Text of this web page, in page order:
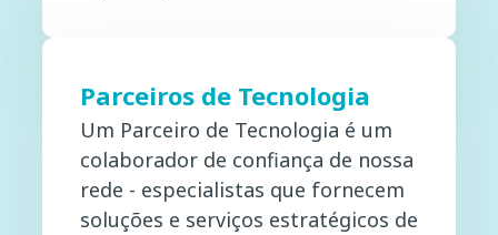
Parceiros de Tecnologia
Um Parceiro de Tecnologia é um
colaborador de confiança de nossa
rede - especialistas que fornecem
soluções e serviços estratégicos de